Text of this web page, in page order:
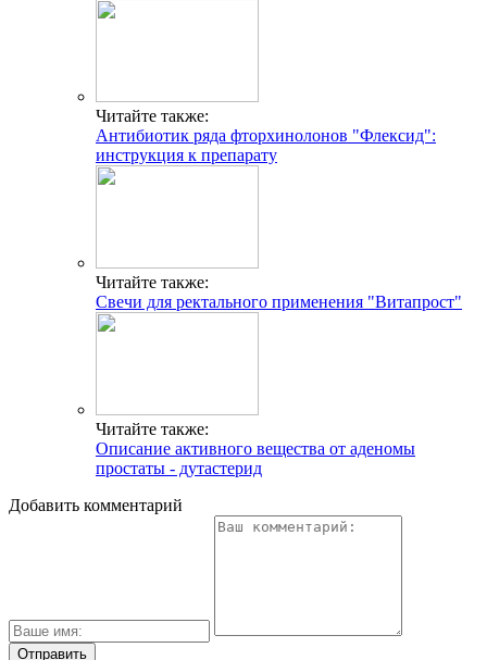
Читайте также:
Антибиотик ряда фторхинолонов "Флексид":
инструкция к препарату
Читайте также:
Свечи для ректального применения "Витапрост"
Читайте также:
Описание активного вещества от аденомы
простаты - дутастерид
Добавить комментарий